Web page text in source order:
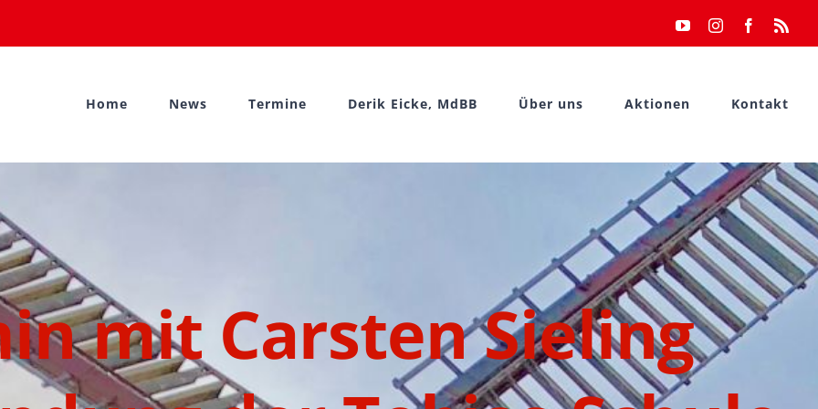
YouTubeInstagramFacebook
Home News Termine Derik Eicke, MdBB Über uns Aktionen Kontakt
mit Carsten Sieling